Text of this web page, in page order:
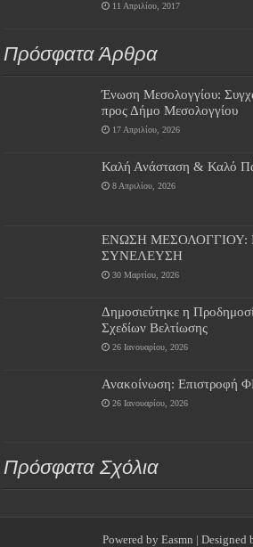
11 Απριλίου, 2017
Πρόσφατα Άρθρα
Ένωση Μεσολογγίου:
προς Δήμο Μεσολογγίου
17 Απριλίου, 2026
Καλή Ανάσταση & Καλό
8 Απριλίου, 2026
ΕΝΩΣΗ ΜΕΣΟΛΟΓΓΙΟΥ:
ΣΥΝΕΛΕΥΣΗ
30 Μαρτίου, 2026
Δημοσιεύτηκε η
Σχεδίων Βελτίωσης
26 Ιανουαρίου, 2026
Ανακοίνωση: Επιστροφή
26 Ιανουαρίου, 2026
Πρόσφατα Σχόλια
Powered by Easmn | Designed